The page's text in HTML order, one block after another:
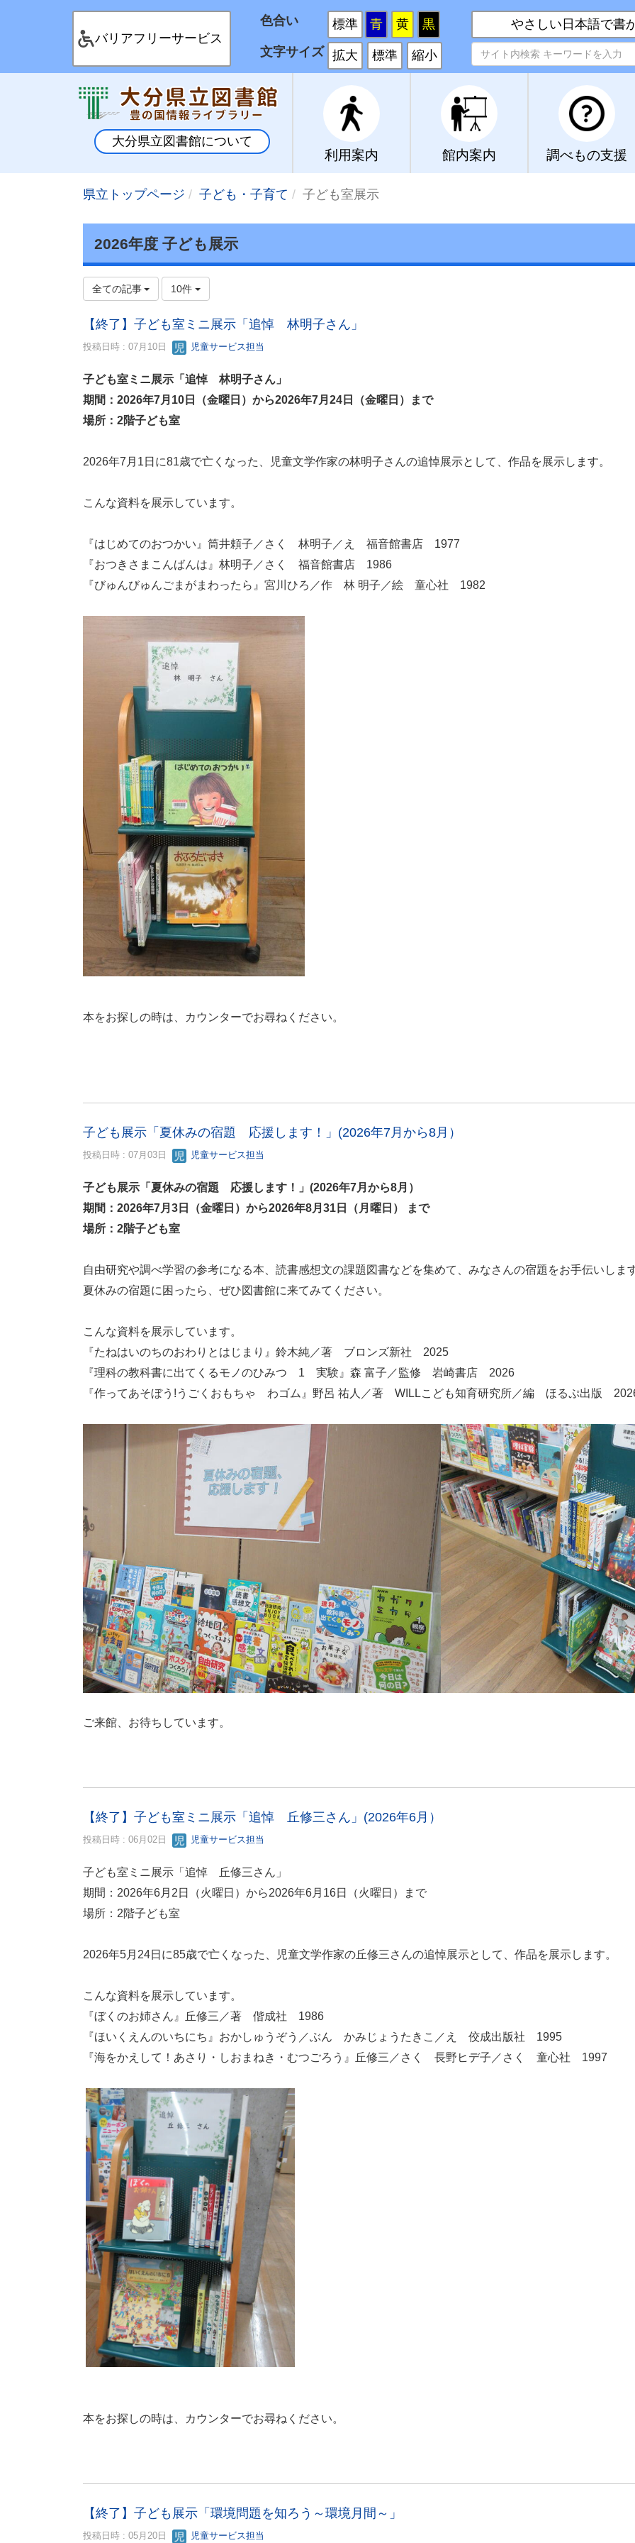
バリアフリーサービス
色合い 標準 青 黄
黒
文字サイズ 拡大 標準 縮小
やさしい日本語で書
大分県立図書館について
利用案内 館内案内 調べもの支援
県立トップページ 子ども・子育て 子ども室展示
2026年度 子ども展示
全ての記事 10件
【終了】子ども室ミニ展示「追悼 林明子さん」
投稿日時 : 07月10日 児童サービス担当
子ども室ミニ展示「追悼 林明子さん」
期間：2026年7月10日（金曜日）から2026年7月24日（金曜日）まで
場所：2階子ども室
2026年7月1日に81歳で亡くなった、児童文学作家の林明子さんの追悼展示として、作品を展示します。
こんな資料を展示しています。
『はじめてのおつかい』筒井頼子／さく 林明子／え 福音館書店 1977
『おつきさまこんばんは』林明子／さく 福音館書店 1986
『びゅんびゅんごまがまわったら』宮川ひろ／作 林 明子／絵 童心社 1982
本をお探しの時は、カウンターでお尋ねください。
子ども展示「夏休みの宿題 応援します！」(2026年7月から8月）
投稿日時 : 07月03日 児童サービス担当
子ども展示「夏休みの宿題 応援します！」(2026年7月から8月）
期間：2026年7月3日（金曜日）から2026年8月31日（月曜日） まで
場所：2階子ども室
自由研究や調べ学習の参考になる本、読書感想文の課題図書などを集めて、みなさんの宿題をお手伝いしま
夏休みの宿題に困ったら、ぜひ図書館に来てみてください。
こんな資料を展示しています。
『たねはいのちのおわりとはじまり』鈴木純／著 ブロンズ新社 2025
『理科の教科書に出てくるモノのひみつ 1 実験』森 富子／監修 岩崎書店 2026
『作ってあそぼう!うごくおもちゃ わゴム』野呂 祐人／著 WILLこども知育研究所／編 ほるぷ出版
ご来館、お待ちしています。
【終了】子ども室ミニ展示「追悼 丘修三さん」(2026年6月）
投稿日時 : 06月02日 児童サービス担当
子ども室ミニ展示「追悼 丘修三さん」
期間：2026年6月2日（火曜日）から2026年6月16日（火曜日）まで
場所：2階子ども室
2026年5月24日に85歳で亡くなった、児童文学作家の丘修三さんの追悼展示として、作品を展示します。
こんな資料を展示しています。
『ぼくのお姉さん』丘修三／著 偕成社 1986
『ほいくえんのいちにち』おかしゅうぞう／ぶん かみじょうたきこ／え 佼成出版社 1995
『海をかえして！あさり・しおまねき・むつごろう』丘修三／さく 長野ヒデ子／さく 童心社 1997
本をお探しの時は、カウンターでお尋ねください。
【終了】子ども展示「環境問題を知ろう～環境月間～」
投稿日時 : 05月20日 児童サービス担当